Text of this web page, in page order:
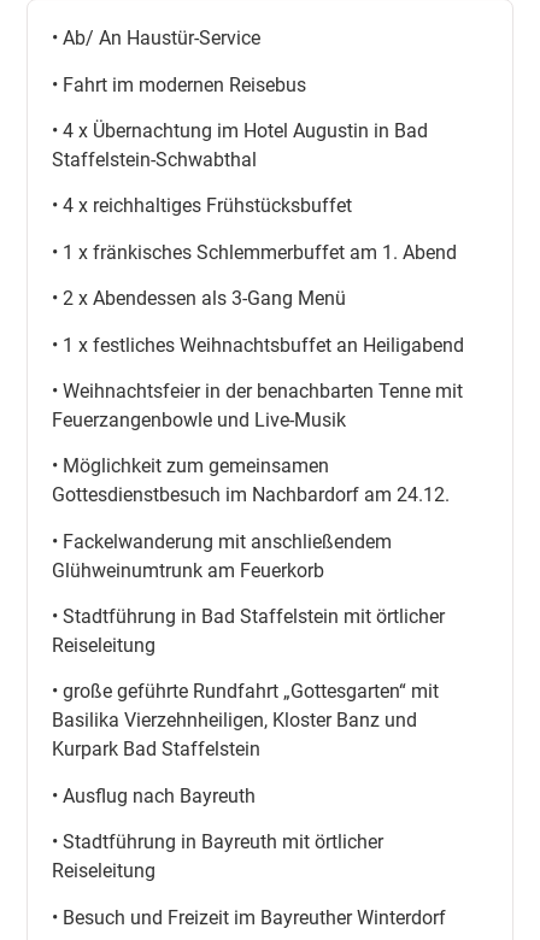
• Ab/ An Haustür-Service
• Fahrt im modernen Reisebus
• 4 x Übernachtung im Hotel Augustin in Bad
Staffelstein-Schwabthal
• 4 x reichhaltiges Frühstücksbuffet
• 1 x fränkisches Schlemmerbuffet am 1. Abend
• 2 x Abendessen als 3-Gang Menü
• 1 x festliches Weihnachtsbuffet an Heiligabend
• Weihnachtsfeier in der benachbarten Tenne mit
Feuerzangenbowle und Live-Musik
• Möglichkeit zum gemeinsamen
Gottesdienstbesuch im Nachbardorf am 24.12.
• Fackelwanderung mit anschließendem
Glühweinumtrunk am Feuerkorb
• Stadtführung in Bad Staffelstein mit örtlicher
Reiseleitung
• große geführte Rundfahrt „Gottesgarten“ mit
Basilika Vierzehnheiligen, Kloster Banz und
Kurpark Bad Staffelstein
• Ausflug nach Bayreuth
• Stadtführung in Bayreuth mit örtlicher
Reiseleitung
• Besuch und Freizeit im Bayreuther Winterdorf